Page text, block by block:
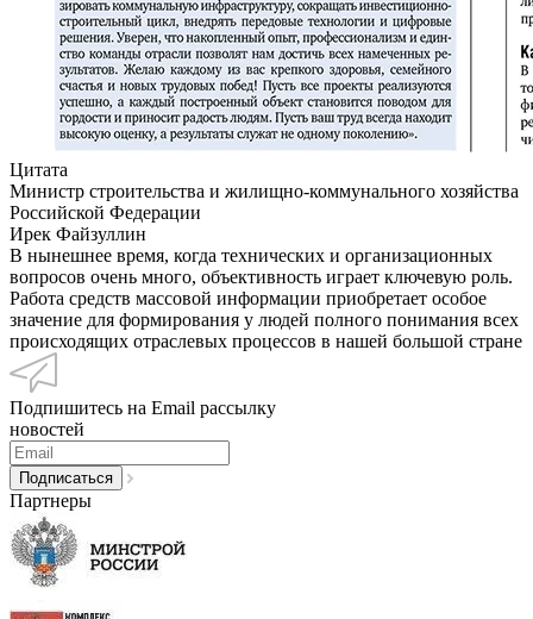
Цитата
Министр строительства и жилищно-коммунального хозяйства
Российской Федерации
Ирек Файзуллин
В нынешнее время, когда технических и организационных
вопросов очень много, объективность играет ключевую роль.
Работа средств массовой информации приобретает особое
значение для формирования у людей полного понимания всех
происходящих отраслевых процессов в нашей большой стране
Подпишитесь на Email рассылку
новостей
Партнеры